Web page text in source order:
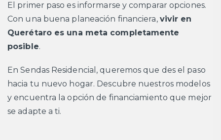
El primer paso es informarse y comparar opciones.
Con una buena planeación financiera, vivir en
Querétaro es una meta completamente
posible.
En Sendas Residencial, queremos que des el paso
hacia tu nuevo hogar. Descubre nuestros modelos
y encuentra la opción de financiamiento que mejor
se adapte a ti.